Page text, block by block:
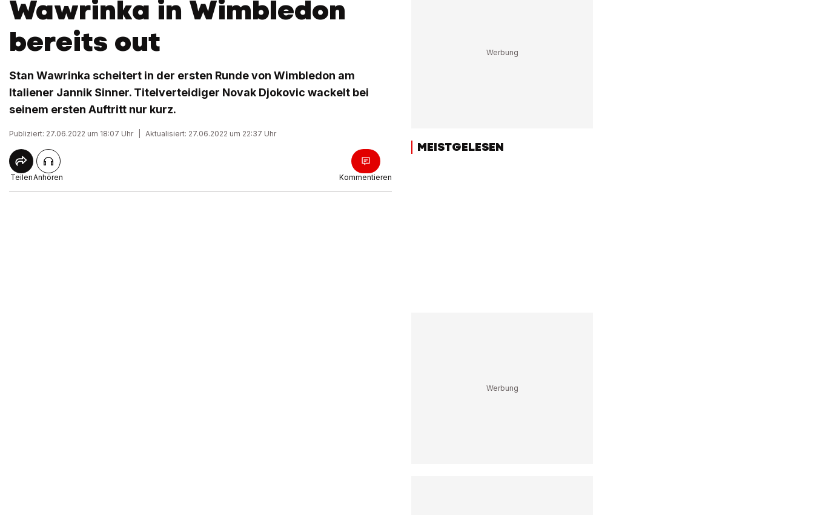
Wawrinka in Wimbledon
bereits out
Stan Wawrinka scheitert in der ersten Runde von Wimbledon am
Italiener Jannik Sinner. Titelverteidiger Novak Djokovic wackelt bei
seinem ersten Auftritt nur kurz.
Publiziert: 27.06.2022 um 18:07 Uhr Aktualisiert: 27.06.2022 um 22:37 Uhr
TeilenAnhören Kommentieren
MEISTGELESEN